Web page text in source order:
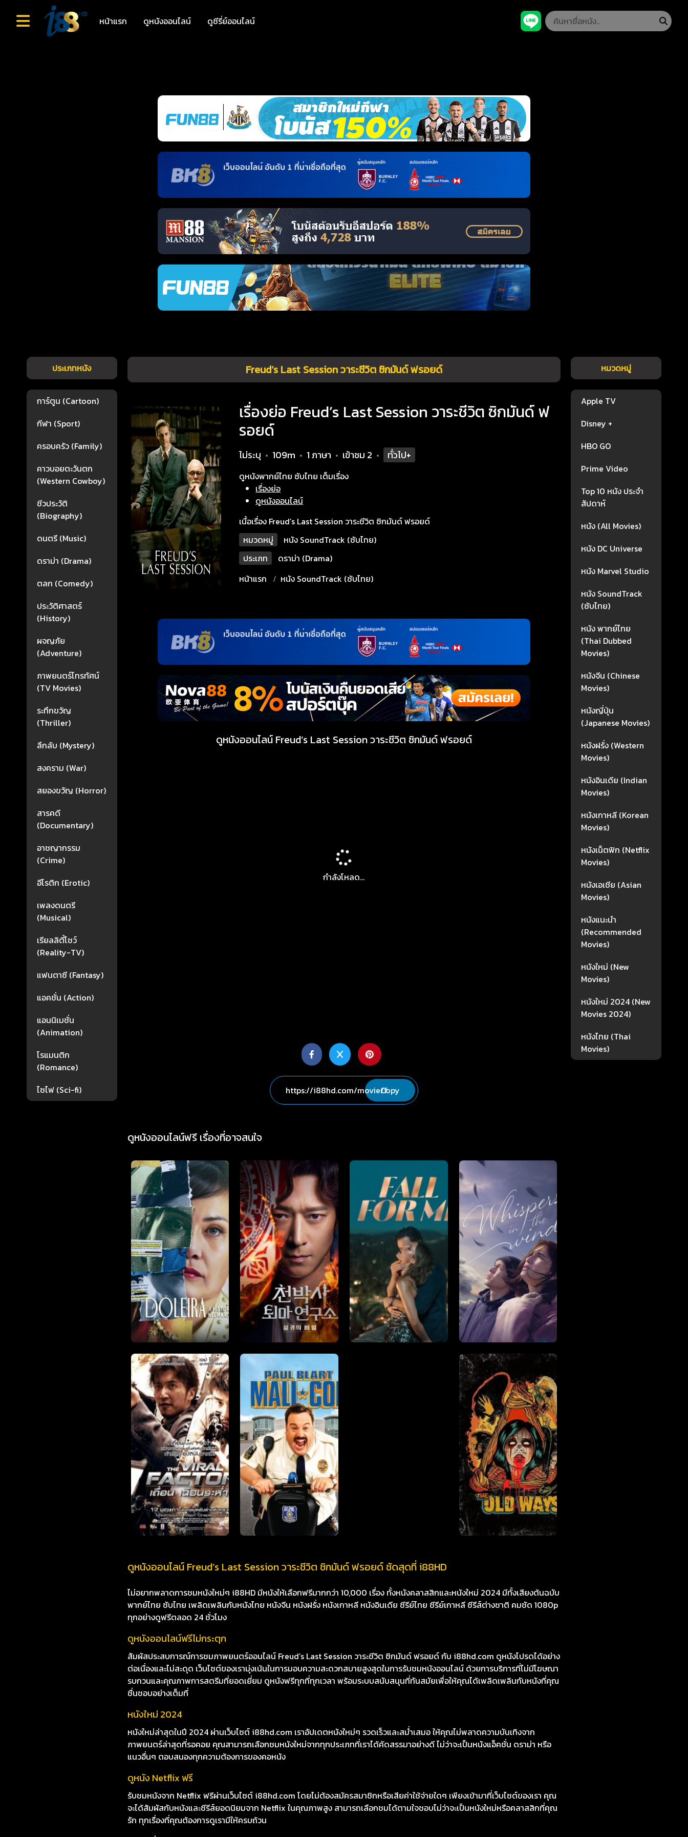
หน้าแรก ดูหนังออนไลน์ ดูซีรี่ย์ออนไลน์
ประเภทหนัง
การ์ตูน (Cartoon)
กีฬา (Sport)
ครอบครัว (Family)
คาวบอยตะวันตก
(Western Cowboy)
ชีวประวัติ
(Biography)
ดนตรี (Music)
ดราม่า (Drama)
ตลก (Comedy)
ประวัติศาสตร์
(History)
ผจญภัย
(Adventure)
ภาพยนตร์โทรทัศน์
(TV Movies)
ระทึกขวัญ
(Thriller)
ลึกลับ (Mystery)
สงคราม (War)
สยองขวัญ (Horror)
สารคดี
(Documentary)
อาชญากรรม
(Crime)
อีโรติก (Erotic)
เพลงดนตรี
(Musical)
เรียลลิตี้โชว์
(Reality-TV)
แฟนตาซี (Fantasy)
แอคชั่น (Action)
แอนนิเมชั่น
(Animation)
โรแมนติก
(Romance)
ไซไฟ (Sci-fi)
Freud’s Last Session วาระชีวิต ซิกมันด์ ฟรอยด์
เรื่องย่อ Freud’s Last Session วาระชีวิต ซิกมันด์ ฟ
รอยด์
ไม่ระบุ • 109m • 1 ภาษา • เข้าชม 2 • ทั่วไป+
ดูหนังพากย์ไทย ซับไทย เต็มเรื่อง
เรื่องย่อ
ดูหนังออนไลน์
เนื้อเรื่อง Freud’s Last Session วาระชีวิต ซิกมันด์ ฟรอยด์
หมวดหมู่
หนัง SoundTrack (ซับไทย)
ประเภท
ดราม่า (Drama)
หน้าแรก
หนัง SoundTrack (ซับไทย)
ดูหนังออนไลน์ Freud’s Last Session วาระชีวิต ซิกมันด์ ฟรอยด์
กำลังโหลด...
Copy
ดูหนังออนไลน์ฟรี เรื่องที่อาจสนใจ
ดูหนังออนไลน์ Freud’s Last Session วาระชีวิต ซิกมันด์ ฟรอยด์ ชัดสุดที่ i88HD
ไม่อยากพลาดการชมหนังใหม่ๆ i88HD มีหนังให้เลือกฟรีมากกว่า 10,000 เรื่อง ทั้งหนังคลาสสิกและหนังใหม่ 2024 มีทั้งเสียงต้นฉบับ
พากย์ไทย ซับไทย เพลิดเพลินกับหนังไทย หนังจีน หนังฝรั่ง หนังเกาหลี หนังอินเดีย ซีรีย์ไทย ซีรีย์เกาหลี ซีรีส์ต่างชาติ คมชัด 1080p
ทุกอย่างดูฟรีตลอด 24 ชั่วโมง
ดูหนังออนไลน์ฟรีไม่กระตุก
สัมผัสประสบการณ์การชมภาพยนตร์ออนไลน์ Freud’s Last Session วาระชีวิต ซิกมันด์ ฟรอยด์ กับ i88hd.com ดูหนังโปรดได้อย่าง
ต่อเนื่องและไม่สะดุด เว็บไซต์ของเรามุ่งเน้นในการมอบความสะดวกสบายสูงสุดในการรับชมหนังออนไลน์ ด้วยการบริการที่ไม่มีโฆษณา
รบกวนและคุณภาพการสตรีมที่ยอดเยี่ยม ดูหนังฟรีทุกที่ทุกเวลา พร้อมระบบสนับสนุนที่ทันสมัยเพื่อให้คุณได้เพลิดเพลินกับหนังที่คุณ
หนังใหม่ 2024
หนังใหม่ล่าสุดในปี 2024 ผ่านเว็บไซต์ i88hd.com เราอัปเดตหนังใหม่ๆ รวดเร็วและสม่ำเสมอ ให้คุณไม่พลาดความบันเทิงจาก
ภาพยนตร์ล่าสุดที่รอคอย คุณสามารถเลือกชมหนังใหม่จากทุกประเภทที่เราได้คัดสรรมาอย่างดี ไม่ว่าจะเป็นหนังแอ็คชั่น ดราม่า หรือ
แนวอื่นๆ ตอบสนองทุกความต้องการของคอหนัง
หมวดหมู่
Apple TV
Disney +
HBO GO
Prime Video
Top 10 หนัง ประจำ
สัปดาห์
หนัง (All Movies)
หนัง DC Universe
หนัง Marvel Studio
หนัง SoundTrack
(ซับไทย)
หนัง พากย์ไทย
(Thai Dubbed
Movies)
หนังจีน (Chinese
Movies)
หนังญี่ปุ่น
(Japanese Movies)
หนังฝรั่ง (Western
Movies)
หนังอินเดีย (Indian
Movies)
หนังเกาหลี (Korean
Movies)
หนังเน็ตฟิก (Netflix
Movies)
หนังเอเชีย (Asian
Movies)
หนังแนะนำ
(Recommended
Movies)
หนังใหม่ (New
Movies)
หนังใหม่ 2024 (New
Movies 2024)
หนังไทย (Thai
Movies)